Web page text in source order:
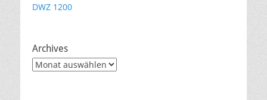
DWZ 1200
Archives
Archives